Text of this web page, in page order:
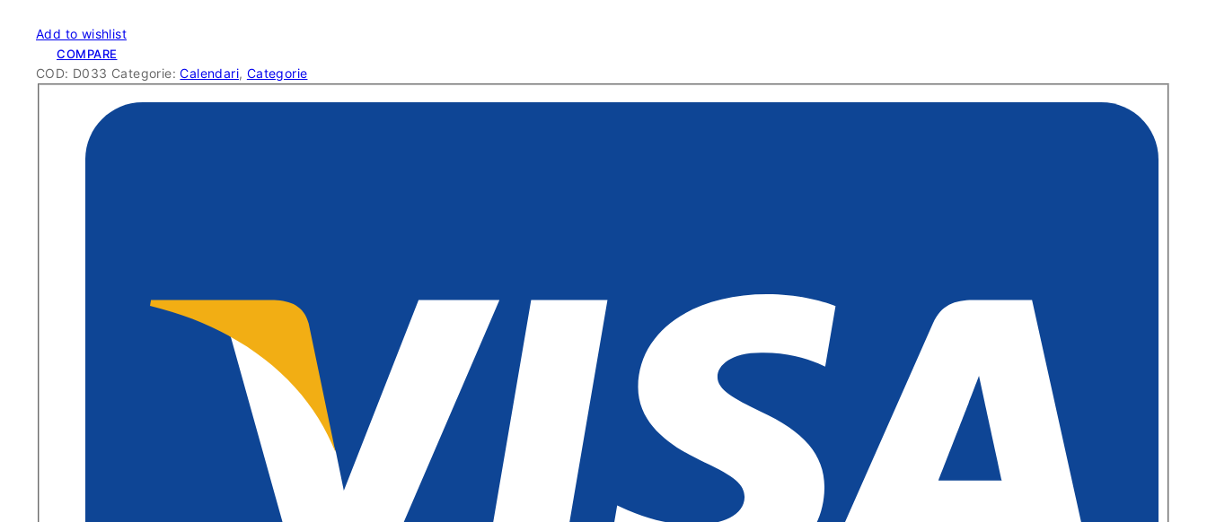
Add to wishlist
COMPARE
COD: D033 Categorie:Calendari, Categorie